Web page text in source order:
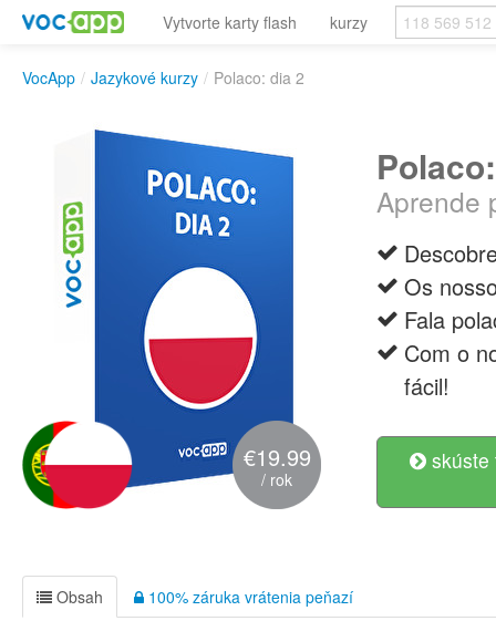
Vytvorte karty flash kurzy
VocApp / Jazykové kurzy / Polaco: dia 2
€19.99
/ rok
Aprende
Os
Fala
Com o
fácil!
skúste
Obsah 100% záruka vrátenia peňazí